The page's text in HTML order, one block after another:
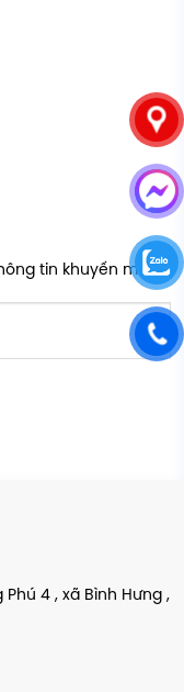
tin khuyến mãi
Phú 4 , xã Bình Hưng ,